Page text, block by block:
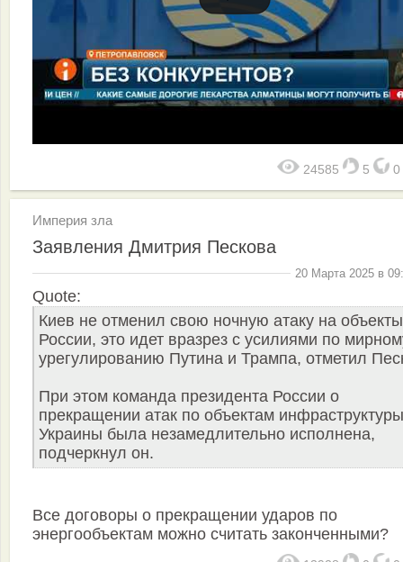
24585 5 0
Империя зла
Заявления Дмитрия Пескова
20 Марта 2025 в
Quote:
Киев не отменил свою ночную атаку на
России, это идет вразрез с усилиями по
урегулированию Путина и Трампа, отметил
При этом команда президента России о
прекращении атак по объектам инфраструктуры
Украины была незамедлительно исполнена,
подчеркнул он.
Все договоры о прекращении ударов по
энергообъектам можно считать законченными?